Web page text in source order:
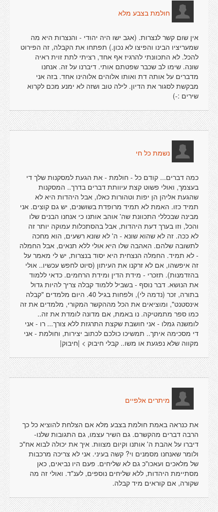
חולמת בצבע מלא
אין שום קשר לנצרות. (אגב ישו היה יהודי - והנצרות היא מה
שמעריציו הבינו והפיצו לא נכון.) תפתחו את הקבלה, זה הפירוט
להכל. לא התכוונתי להרגיז אף אחד, רציתי לתת זוית ראיה
שונה. שימו לב שכבר שפטתם אותי. דיברנו על זה. אנחנו
מדברים על אותה דת ואותו אלוהים אלוהינו אחד. בזה אני
מבקשת לסגור את הדיון. לילה טוב ושזה לא ימנע מכם לקרוא
שירים :-)
נשמת כל חי
כמה דברים... קודם כל - חולמת - את הגעת למסקנות שלך די
בעצמך, ואולי פשוט קצת עיוותת דברים בדרך.. המסקנות
שהגעת אליהן הן יפות וטהורות כאלו, אבל היהדות היא לא
תמיד כזו. האמת לא תמיד מרופדת בשושנים, יש גם קוצים. אני
מבינה שבכללי התכוונת שה' אוהב אותנו כי אנחנו הבנים שלו
והכל, וזו בערך דעת היהדות, אבל בהסתכלות עמוקה יותר זה
לא ככה. זה לא שהוא שונא - ה' לא שונא רשעים, הוא מחכה
לתשובה שלהם. האהבה שלו היא אולי ללא תנאים, אבל החמלה
- לא תמיד. החמלה הנצחית היא יסוד בנצרות, יש לי מאמר על
זה איפשהו, אם לא זרקנו את העיתון (סיוט לחפש עכשיו.. אולי
בהזדמנות). תזכרי - מידת הדין ומידת הרחמים. כדאי ללמוד
את הנושא. דבר נוסף - בשביל ללמוד קבלה צריך להיות גדול
בתורה, זכר (נדמה לי), ולפחות בגיל 40. היום מלמדים "קבלה
אינסטנט", ומוציאים את הכל מההקשר המקורי, מלמדים את זה
כמו ספר מתמטיקה. נו באמת, אם מדונה לומדת את זה..
לומשנה גמלו - אני חושבת שקצת התרגזת ללא צורך... רו - אני
די מסכימה איתך.. תמשיכו כולכם לכתוב יצירות, וחולמת - אני
מקווה שלא נפגעת או משו.. קבלי חיבוק > |חיבוק|
מיתרים אלפיים
את כנראה באמת חולמת בצבע מלא אם הצלחת להוציא כל כך
הרבה דברים מהקשרם. גם השיר עצמו, גם התגובות שלנו-
דיברו על אהבת ה' אותנו וקיום מצוות. איך את יכולה לבוא אח"כ
ולומר שאנחנו מסמנים וי? קשה בעיני. אני לא צריכה מרכבות
של מלאכים ועאכו"כ גם לא שליחים. פעם היו נביאים, כאן
מסתיימת היהדות, ללא שליחים נוספים, לענ"ד. ואולי זה מה
שקורה, אם קוראים מיד קבלה.